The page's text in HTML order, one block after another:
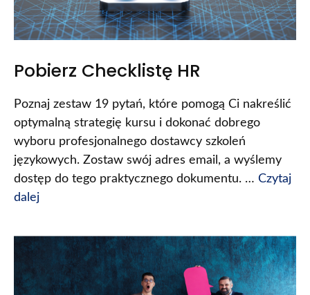
Pobierz Checklistę HR
Poznaj zestaw 19 pytań, które pomogą Ci nakreślić
optymalną strategię kursu i dokonać dobrego
wyboru profesjonalnego dostawcy szkoleń
językowych. Zostaw swój adres email, a wyślemy
dostęp do tego praktycznego dokumentu. … Czytaj
dalej